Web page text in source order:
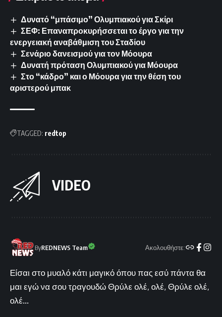
Δυνατό “μπάσιμο” Ολυμπιακού για Σκίρι
ΣΕΦ: Επαναπροκυρήσσεται το έργο για την
ενεργειακή αναβάθμιση του Σταδίου
Σενάριο δανεισμού για τον Μόουρα
Δυνατή πρόταση Ολυμπιακού για Μόουρα
Στο “κάδρο” και ο Μόουρα για την θέση του
αριστερού μπακ
TAGGED: redtop
VIDEO
ByREDNEWS Team Ακολουθήστε:
Είσαι στο μυαλό κάτι μαγικό όπου πας εσύ πάντα θα
μαι εγώ να σου τραγουδώ Θρύλε ολέ, ολέ, Θρύλε ολέ,
ολέ...